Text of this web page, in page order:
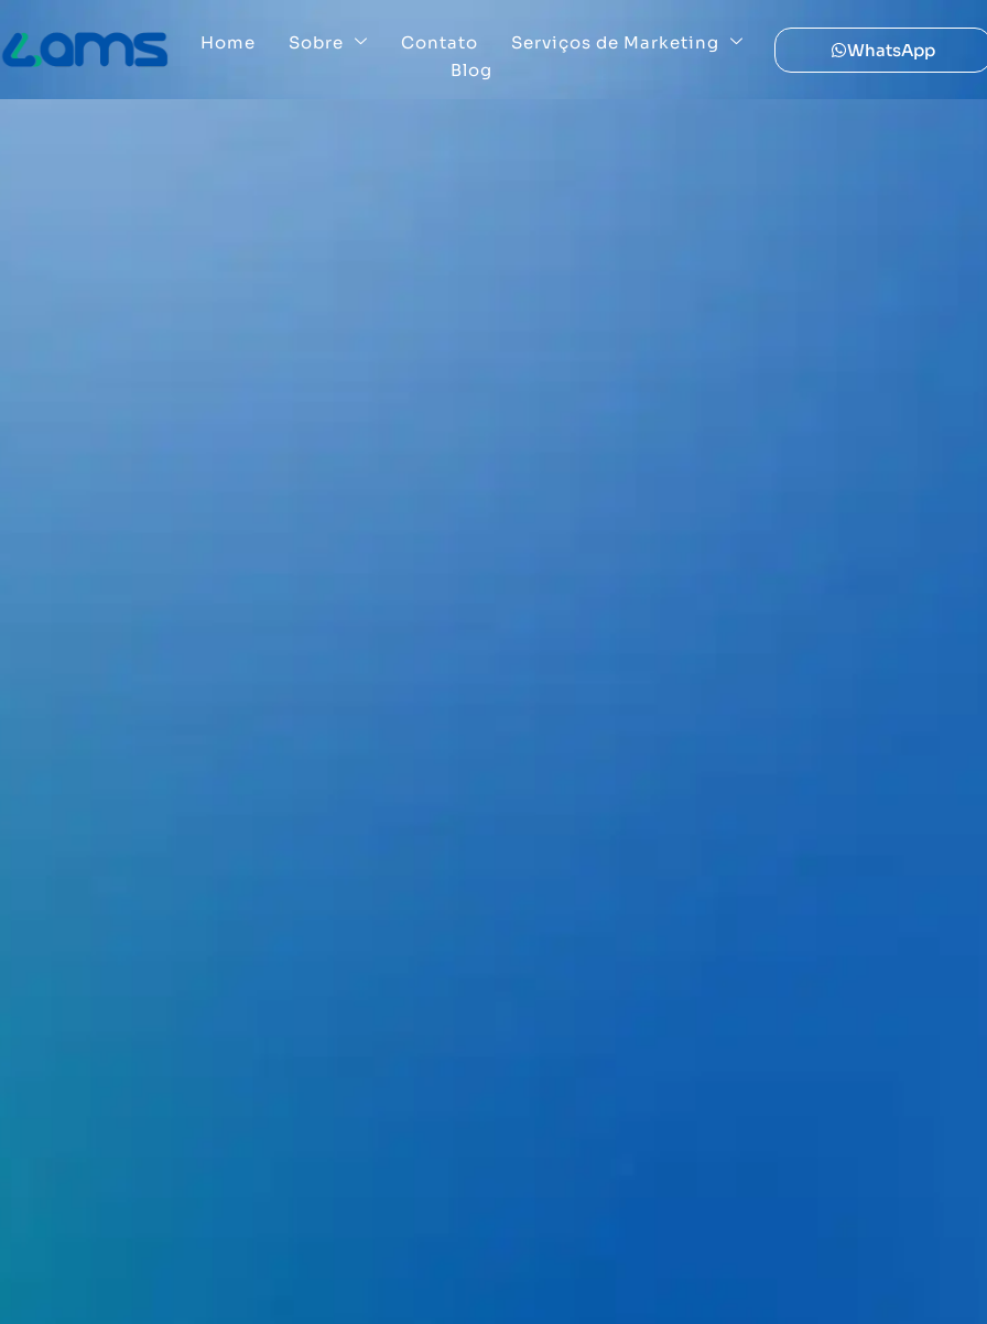
Home Sobre Contato
Serviços de Marketing
Blog
WhatsApp